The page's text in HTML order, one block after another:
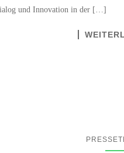
und Innovation in der […]